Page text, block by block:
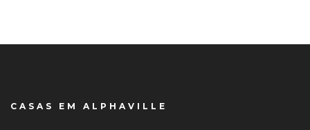
CASAS EM ALPHAVILLE